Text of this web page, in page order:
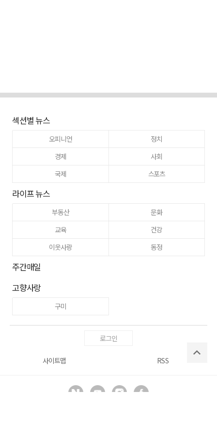
섹션별 뉴스
오피니언
정치
경제
사회
국제
스포츠
라이프 뉴스
부동산
문화
교육
건강
이웃사랑
동정
주간매일
고향사랑
구미
로그인
사이트맵 RSS